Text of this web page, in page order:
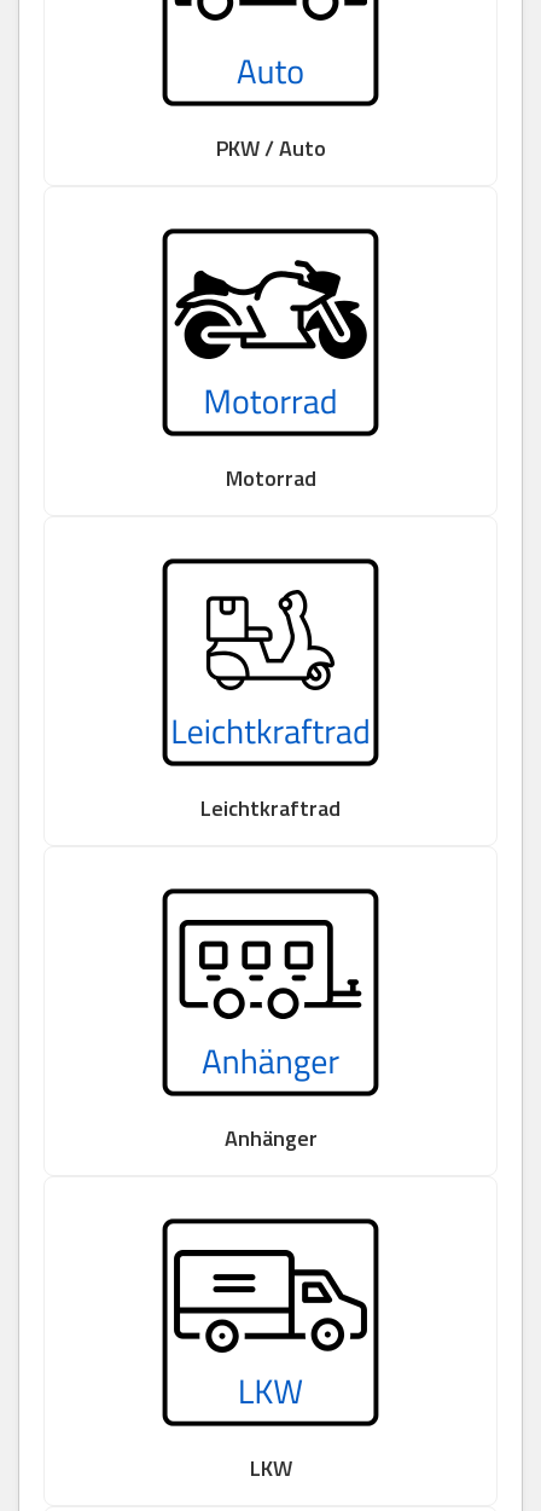
PKW / Auto
Motorrad
Leichtkraftrad
Anhänger
LKW